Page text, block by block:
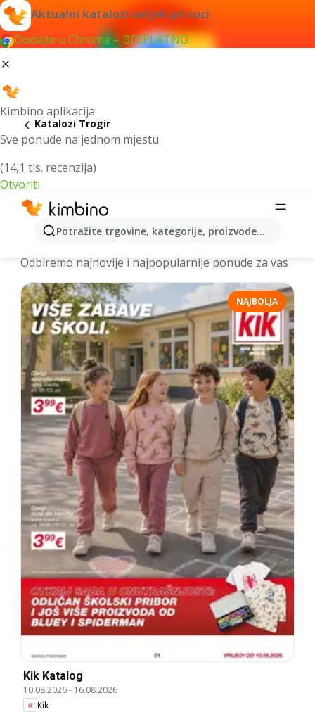
Aktualni katalozi uvijek pri ruci
Dodajte u Chrome – BESPLATNO
Kimbino aplikacija
Sve ponude na jednom mjestu
(14,1 tis. recenzija)
Otvoriti
Potražite trgovine, kategorije, proizvode...
Katalozi Trogir
Najnoviji katalozi Trogir > letci i
Odbiremo najnovije i najpopularnije ponude za vas
NAJBOLJA
Kik Katalog
10.08.2026- 16.08.2026
Kik